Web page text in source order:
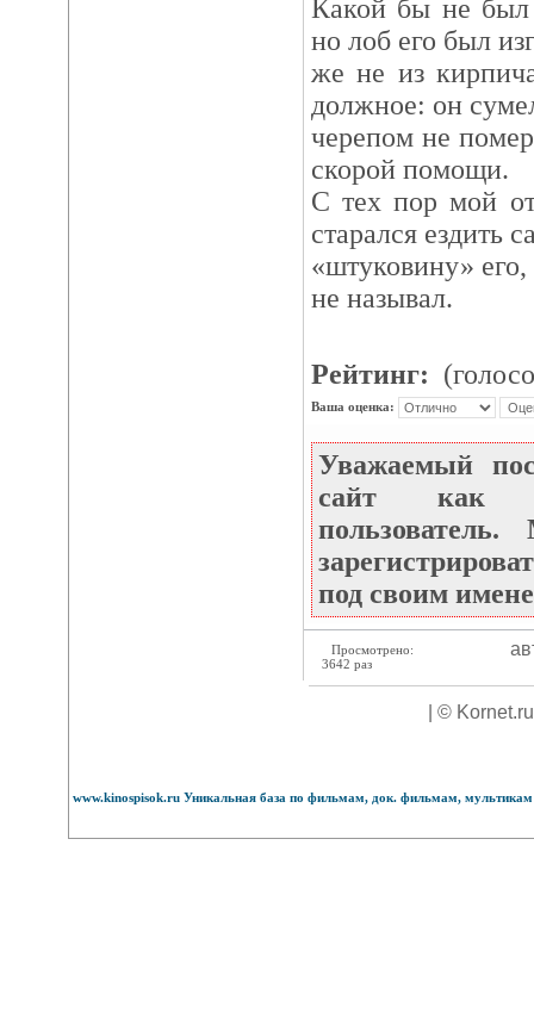
Какой бы не был
но лоб его был
же не из
должное: он
черепом не
скорой помощи.
С тех пор мой
старался ездить
«штуковину»
не называл.
Рейтинг:
Ваша оценка:
Уважаемый
сайт как
под своим
Просмотрено:
3642 раз
| ©
www.kinospisok.ru Уникальная база по фильмам, док. фильмам,